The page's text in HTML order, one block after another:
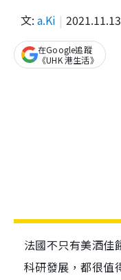
文: a.Ki 2021.11.13
在Google追蹤
《UHK 港生活》
法國不只有美酒
科研發展，都很